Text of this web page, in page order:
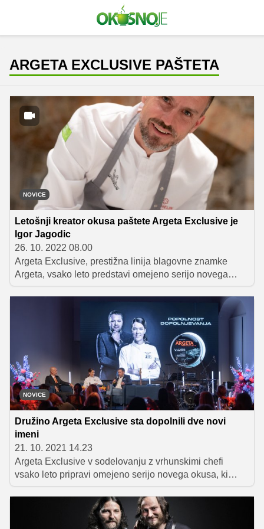
ARGETA EXCLUSIVE PAŠTETA
NOVICE
Letošnji kreator okusa paštete Argeta Exclusive je
Igor Jagodic
26. 10. 2022 08.00
Argeta Exclusive, prestižna linija blagovne znamke
Argeta, vsako leto predstavi omejeno serijo novega
okusa, ki navduši ljubitelje visoke kulinarike in
presenetljivih okusov. V zadnjih trinajstih letih se je
Argeti Exclusive na njeni poti pridružilo devet izjemnih
regijskih chefov, letošnji deseti kreator pa je chef Igor
Jagodic, eden izmed letošnjih prejemnikov Michelinove
NOVICE
Družino Argeta Exclusive sta dopolnili dve novi
imeni
21. 10. 2021 14.23
Argeta Exclusive v sodelovanju z vrhunskimi chefi
vsako leto pripravi omejeno serijo novega okusa, ki
navduši vse ljubitelje visoke kulinarike. V zadnjih 12
letih se je Argeti Exclusive na tej poti pridružilo že osem
izjemnih regijskih chefov, letos pa sta člana te
ekskluzivne družbe postala še chefinja Nina Čarman